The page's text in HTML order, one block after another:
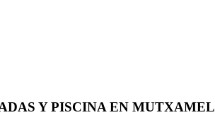
Y PISCINA EN MUTXAMEL